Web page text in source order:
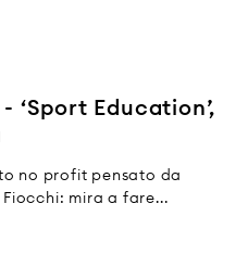
‘Sport Education’,
no profit pensato da
mira a fare...